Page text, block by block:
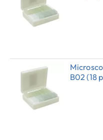
B02 (18